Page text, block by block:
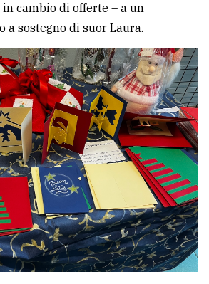
cambio di offerte – a un
a sostegno di suor Laura.